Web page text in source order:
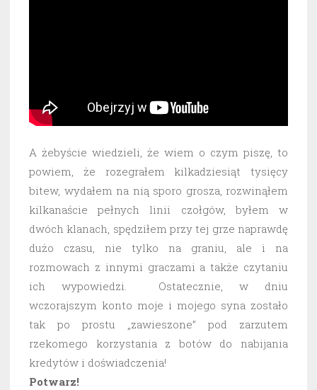
A żebyście wiedzieli, że wiem o czym piszę, to
powiem, że rozegrałem kilkadziesiąt tysięcy
bitew, wydałem na nią sporo grosza, rozwinąłem
kilkanaście pełnych linii czołgów, byłem w
dwóch klanach, spędziłem przy tej grze naprawdę
dużo czasu, nie tylko na graniu, ale i na
rozmowach z innymi graczami a także czytaniu
ich wypowiedzi. Ostatecznie, w dniu
wczorajszym konto moje i mojego syna zostało
tak po prostu „zawieszone” pod zarzutem
rzekomego korzystania z botów do nabijania
kredytów i doświadczenia!
Potwarz!